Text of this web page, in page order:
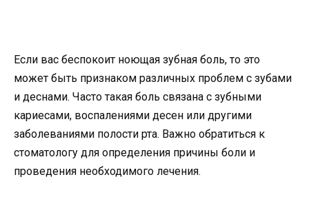
Если вас беспокоит ноющая зубная боль, то это
может быть признаком различных проблем с зубами
и деснами. Часто такая боль связана с зубными
кариесами, воспалениями десен или другими
заболеваниями полости рта. Важно обратиться к
стоматологу для определения причины боли и
проведения необходимого лечения.